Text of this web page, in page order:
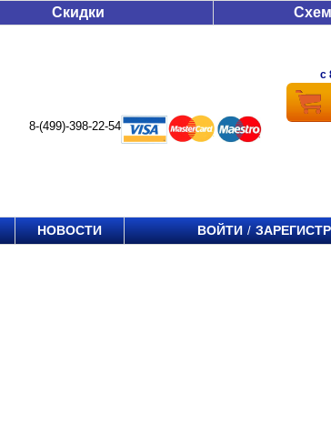
Скидки
8-(499)-398-22-54
c
НОВОСТИ ВОЙТИ /